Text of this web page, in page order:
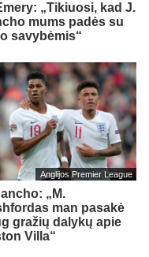
„Tikiuosi, kad J.
mums padės su
savybėmis“
Anglijos Premier League
„M.
man pasakė
gražių dalykų apie
Villa“